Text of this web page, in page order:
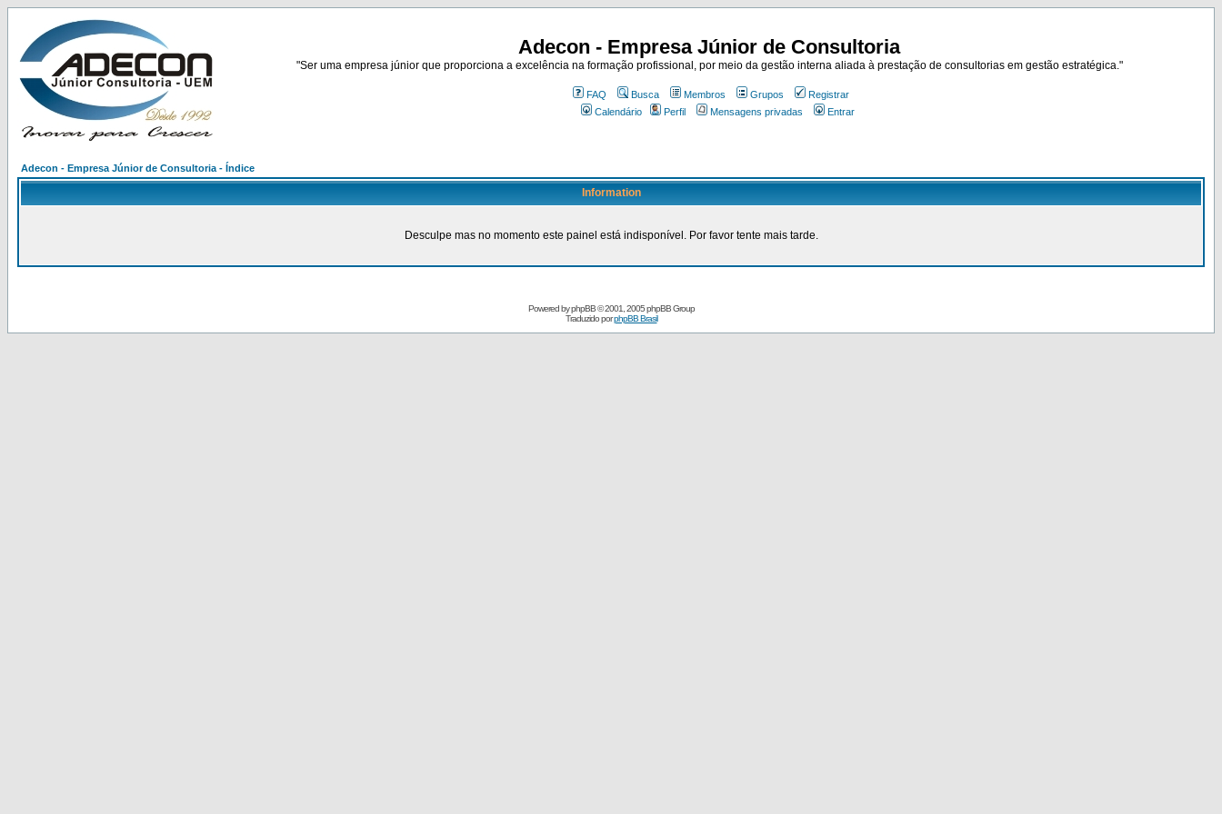
Adecon - Empresa Júnior de Consultoria
"Ser uma empresa júnior que proporciona a excelência na formação profissional, por meio da gestão interna aliada à prestação de consultorias em gestão estratégica."
FAQ Busca Membros Grupos
Registrar
Calendário
Perfil Mensagens privadas Entrar
Adecon - Empresa Júnior de Consultoria - Índice
Information
Desculpe mas no momento este painel está indisponível. Por favor tente mais tarde.
Powered byphpBB© 2001, 2005 phpBB Group
Traduzido porphpBB Brasil